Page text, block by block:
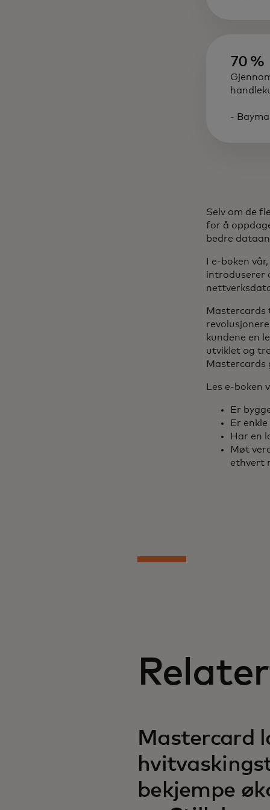
70 %
-
Selv om de
for å
bedre
I e-boken vår,
introduserer
Mastercards
kundene en
utviklet og
Mastercards
Les e-boken
Er
Er
Har en
Møt
ethvert
Mastercard
bekjempe